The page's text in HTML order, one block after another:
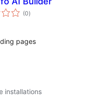
(0total
ratings
)
pages
installations